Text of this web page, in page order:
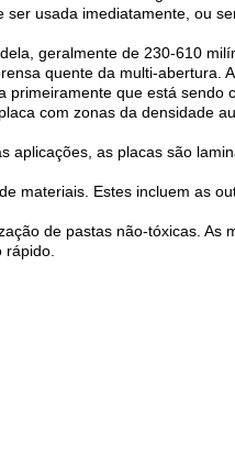
usada imediatamente, ou
geralmente de 230-610
quente da multi-abertura.
primeiramente que está sendo
com zonas da densidade
aplicações, as placas são
materiais. Estes incluem as
de pastas não-tóxicas. As